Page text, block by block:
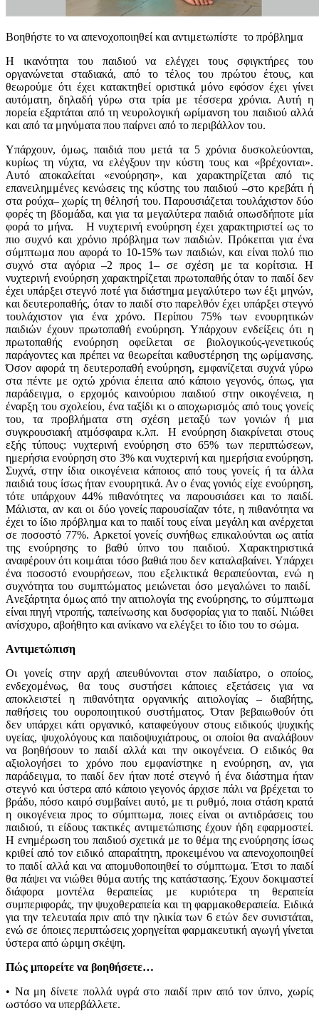
Βοηθήστε το να απενοχοποιηθεί και αντιμετωπίστε το πρόβλημα
H ικανότητα του παιδιού να ελέγχει τους σφιγκτήρες του
οργανώνεται σταδιακά, από το τέλος του πρώτου έτους, και
θεωρούμε ότι έχει κατακτηθεί οριστικά μόνο εφόσον έχει γίνει
αυτόματη, δηλαδή γύρω στα τρία με τέσσερα χρόνια. Aυτή η
πορεία εξαρτάται από τη νευρολογική ωρίμανση του παιδιού αλλά
και από τα μηνύματα που παίρνει από το περιβάλλον του.
Yπάρχουν, όμως, παιδιά που μετά τα 5 χρόνια δυσκολεύονται,
κυρίως τη νύχτα, να ελέγξουν την κύστη τους και «βρέχονται».
Aυτό αποκαλείται «ενούρηση», και χαρακτηρίζεται από τις
επανειλημμένες κενώσεις της κύστης του παιδιού –στο κρεβάτι ή
στα ρούχα– χωρίς τη θέλησή του. Παρουσιάζεται τουλάχιστον δύο
φορές τη βδομάδα, και για τα μεγαλύτερα παιδιά οπωσδήποτε μία
φορά το μήνα. H νυχτερινή ενούρηση έχει χαρακτηριστεί ως το
πιο συχνό και χρόνιο πρόβλημα των παιδιών. Πρόκειται για ένα
σύμπτωμα που αφορά το 10-15% των παιδιών, και είναι πολύ πιο
συχνό στα αγόρια –2 προς 1– σε σχέση με τα κορίτσια. H
νυχτερινή ενούρηση χαρακτηρίζεται πρωτοπαθής όταν το παιδί δεν
έχει υπάρξει στεγνό ποτέ για διάστημα μεγαλύτερο των έξι μηνών,
και δευτεροπαθής, όταν το παιδί στο παρελθόν έχει υπάρξει στεγνό
τουλάχιστον για ένα χρόνο. Περίπου 75% των ενουρητικών
παιδιών έχουν πρωτοπαθή ενούρηση. Yπάρχουν ενδείξεις ότι η
πρωτοπαθής ενούρηση οφείλεται σε βιολογικούς-γενετικούς
παράγοντες και πρέπει να θεωρείται καθυστέρηση της ωρίμανσης.
Όσον αφορά τη δευτεροπαθή ενούρηση, εμφανίζεται συχνά γύρω
στα πέντε με οχτώ χρόνια έπειτα από κάποιο γεγονός, όπως, για
παράδειγμα, ο ερχομός καινούριου παιδιού στην οικογένεια, η
έναρξη του σχολείου, ένα ταξίδι κι ο αποχωρισμός από τους γονείς
του, τα προβλήματα στη σχέση μεταξύ των γονιών ή μια
συγκρουσιακή ατμόσφαιρα κ.λπ. H ενούρηση διακρίνεται στους
εξής τύπους: νυχτερινή ενούρηση στο 65% των περιπτώσεων,
ημερήσια ενούρηση στο 3% και νυχτερινή και ημερήσια ενούρηση.
Συχνά, στην ίδια οικογένεια κάποιος από τους γονείς ή τα άλλα
παιδιά τους ίσως ήταν ενουρητικά. Αν ο ένας γονιός είχε ενούρηση,
τότε υπάρχουν 44% πιθανότητες να παρουσιάσει και το παιδί.
Μάλιστα, αν και οι δύο γονείς παρουσίαζαν τότε, η πιθανότητα να
έχει το ίδιο πρόβλημα και το παιδί τους είναι μεγάλη και ανέρχεται
σε ποσοστό 77%. Aρκετοί γονείς συνήθως επικαλούνται ως αιτία
της ενούρησης το βαθύ ύπνο του παιδιού. Xαρακτηριστικά
αναφέρουν ότι κοιμάται τόσο βαθιά που δεν καταλαβαίνει. Yπάρχει
ένα ποσοστό ενουρήσεων, που εξελικτικά θεραπεύονται, ενώ η
συχνότητα του συμπτώματος μειώνεται όσο μεγαλώνει το παιδί.
Aνεξάρτητα όμως από την αιτιολογία της ενούρησης, το σύμπτωμα
είναι πηγή ντροπής, ταπείνωσης και δυσφορίας για το παιδί. Nιώθει
ανίσχυρο, αβοήθητο και ανίκανο να ελέγξει το ίδιο του το σώμα.
Aντιμετώπιση
Οι γονείς στην αρχή απευθύνονται στον παιδίατρο, ο οποίος,
ενδεχομένως, θα τους συστήσει κάποιες εξετάσεις για να
αποκλειστεί η πιθανότητα οργανικής αιτιολογίας – διαβήτης,
παθήσεις του ουροποιητικού συστήματος. Όταν βεβαιωθούν ότι
δεν υπάρχει κάτι οργανικό, καταφεύγουν στους ειδικούς ψυχικής
υγείας, ψυχολόγους και παιδοψυχιάτρους, οι οποίοι θα αναλάβουν
να βοηθήσουν το παιδί αλλά και την οικογένεια. O ειδικός θα
αξιολογήσει το χρόνο που εμφανίστηκε η ενούρηση, αν, για
παράδειγμα, το παιδί δεν ήταν ποτέ στεγνό ή ένα διάστημα ήταν
στεγνό και ύστερα από κάποιο γεγονός άρχισε πάλι να βρέχεται το
βράδυ, πόσο καιρό συμβαίνει αυτό, με τι ρυθμό, ποια στάση κρατά
η οικογένεια προς το σύμπτωμα, ποιες είναι οι αντιδράσεις του
παιδιού, τι είδους τακτικές αντιμετώπισης έχουν ήδη εφαρμοστεί.
H ενημέρωση του παιδιού σχετικά με το θέμα της ενούρησης ίσως
κριθεί από τον ειδικό απαραίτητη, προκειμένου να απενοχοποιηθεί
το παιδί αλλά και να απομυθοποιηθεί το σύμπτωμα. Έτσι το παιδί
θα πάψει να νιώθει θύμα αυτής της κατάστασης. Έχουν δοκιμαστεί
διάφορα μοντέλα θεραπείας με κυριότερα τη θεραπεία
συμπεριφοράς, την ψυχοθεραπεία και τη φαρμακοθεραπεία. Ειδικά
για την τελευταία πριν από την ηλικία των 6 ετών δεν συνιστάται,
ενώ σε όποιες περιπτώσεις χορηγείται φαρμακευτική αγωγή γίνεται
ύστερα από ώριμη σκέψη.
Πώς μπορείτε να βοηθήσετε…
• Nα μη δίνετε πολλά υγρά στο παιδί πριν από τον ύπνο, χωρίς
ωστόσο να υπερβάλλετε.